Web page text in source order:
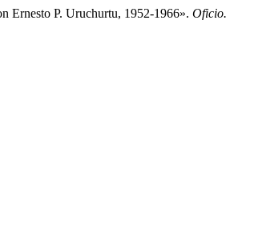
Ernesto P. Uruchurtu, 1952-1966». Oficio.